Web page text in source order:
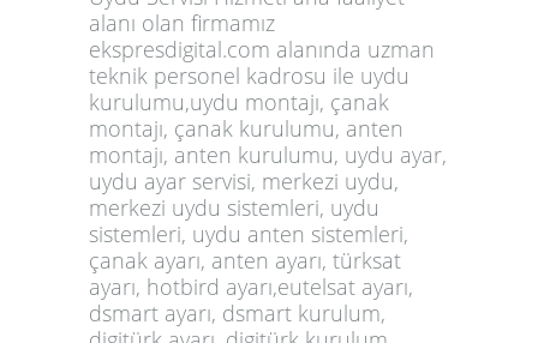
alanı olan firmamız
ekspresdigital.com alanında uzman
teknik personel kadrosu ile uydu
kurulumu,uydu montajı, çanak
montajı, çanak kurulumu, anten
montajı, anten kurulumu, uydu ayar,
uydu ayar servisi, merkezi uydu,
merkezi uydu sistemleri, uydu
sistemleri, uydu anten sistemleri,
çanak ayarı, anten ayarı, türksat
ayarı, hotbird ayarı,eutelsat ayarı,
dsmart ayarı, dsmart kurulum,